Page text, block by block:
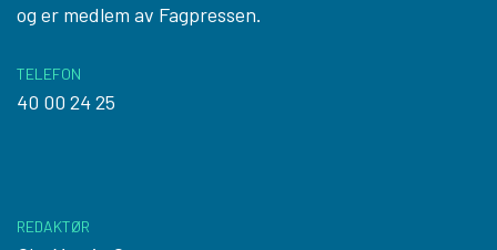
og er medlem av Fagpressen.
TELEFON
40 00 24 25
REDAKTØR